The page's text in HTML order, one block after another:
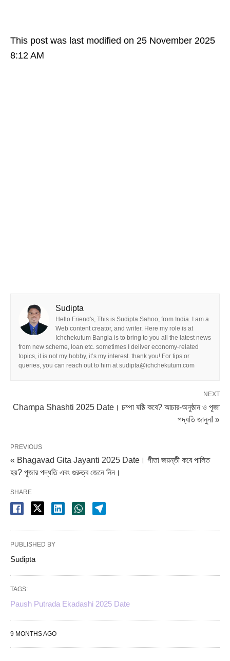
This post was last modified on 25 November 2025
8:12 AM
Sudipta
Hello Friend's, This is Sudipta Sahoo, from India. I am a
Web content creator, and writer. Here my role is at
Ichchekutum Bangla is to bring to you all the latest news
from new scheme, loan etc. sometimes I deliver economy-related
topics, it is not my hobby, it’s my interest. thank you! For tips or
queries, you can reach out to him at sudipta@ichchekutum.com
NEXT
Champa Shashti 2025 Date। চম্পা ষষ্ঠি কবে? আচার-অনুষ্ঠান ও পূজা
পদ্ধতি জানুন! »
PREVIOUS
« Bhagavad Gita Jayanti 2025 Date। গীতা জয়ন্তী কবে পালিত
হয়? পূজার পদ্ধতি এবং গুরুত্ব জেনে নিন।
SHARE
PUBLISHED BY
Sudipta
TAGS:
Paush Putrada Ekadashi 2025 Date
9 MONTHS AGO